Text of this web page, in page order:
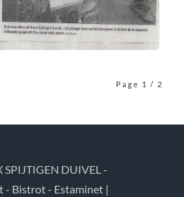
Page 1 / 2
SPIJTIGEN DUIVEL -
- Bistrot - Estaminet |